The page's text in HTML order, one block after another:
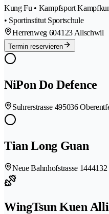
Kung Fu • Kampfsport
• Sportinstitut Sportschule
Herrenweg 604123 Allschwil
Termin reservieren
NiPon Do Defence
Suhrerstrasse 495036
Tian Long Guan
Neue Bahnhofstrasse 1444132
WingTsun Kuen